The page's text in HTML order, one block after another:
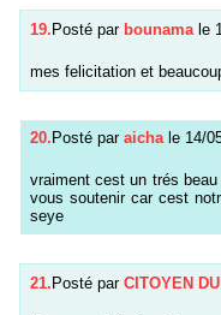
19.Posté par bounama le
mes felicitation et
20. Posté par aicha le 14/
vraiment cest un trés
vous soutenir car cest
seye
21. Posté par CITOYEN